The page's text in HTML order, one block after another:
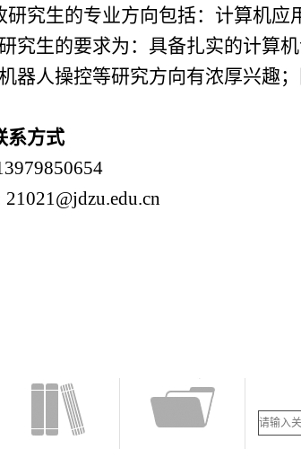
研究生的专业方向包括：计算机
究生的要求为：具备扎实的计算
器人操控等研究方向有浓厚兴趣
系方式